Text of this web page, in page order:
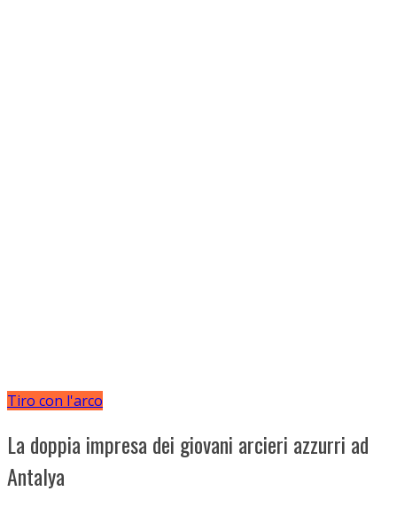
Tiro con l'arco
La doppia impresa dei giovani arcieri azzurri ad
Antalya